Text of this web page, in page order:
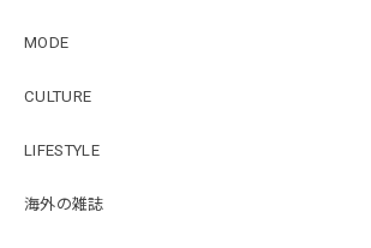
MODE
CULTURE
LIFESTYLE
海外の雑誌